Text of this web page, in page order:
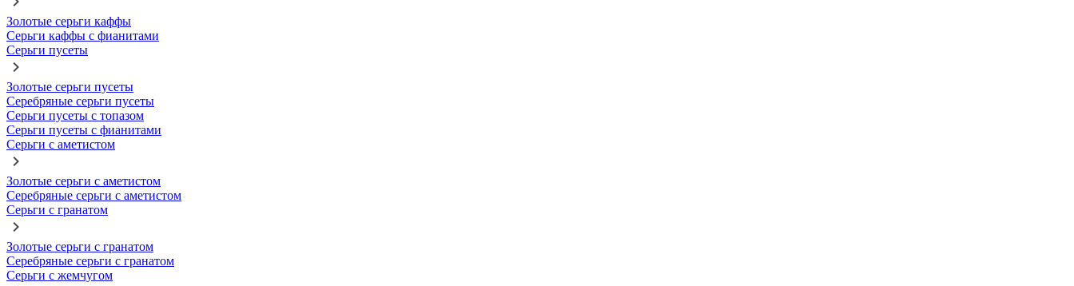
Золотые серьги каффы
Серьги каффы с фианитами
Серьги пусеты
Золотые серьги пусеты
Серебряные серьги пусеты
Серьги пусеты с топазом
Серьги пусеты с фианитами
Серьги с аметистом
Золотые серьги с аметистом
Серебряные серьги с аметистом
Серьги с гранатом
Золотые серьги с гранатом
Серебряные серьги с гранатом
Серьги с жемчугом